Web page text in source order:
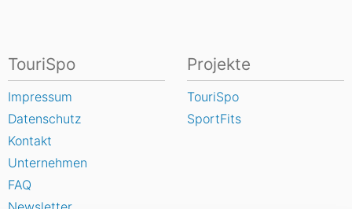
TouriSpo
Impressum
Datenschutz
Kontakt
Unternehmen
FAQ
Projekte
TouriSpo
SportFits